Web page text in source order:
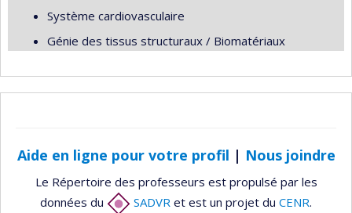
Système cardiovasculaire
Génie des tissus structuraux / Biomatériaux
Aide en ligne pour votre profil | Nous joindre
Le Répertoire des professeurs est propulsé par les
données du
SADVR et est un projet du CENR.